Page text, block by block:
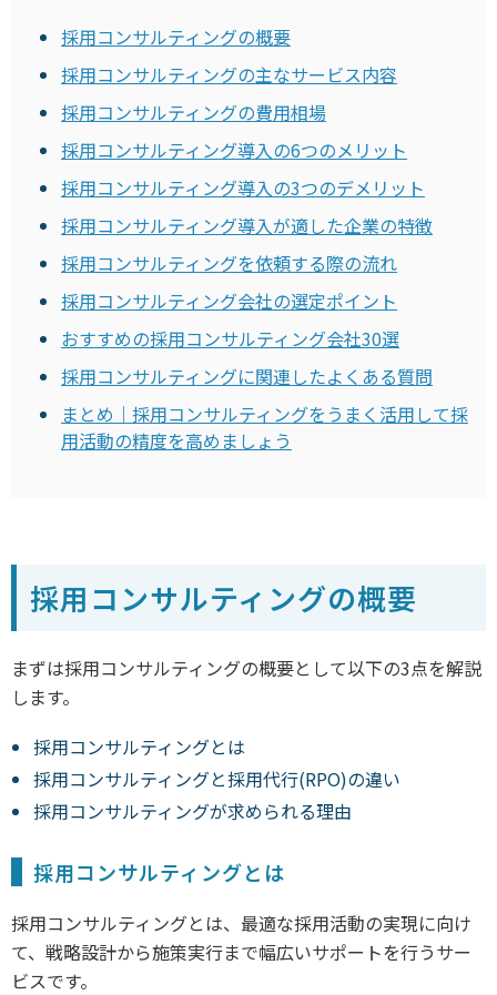
採用コンサルティングの概要
採用コンサルティングの主なサービス内容
採用コンサルティングの費用相場
採用コンサルティング導入の6つのメリット
採用コンサルティング導入の3つのデメリット
採用コンサルティング導入が適した企業の特徴
採用コンサルティングを依頼する際の流れ
採用コンサルティング会社の選定ポイント
おすすめの採用コンサルティング会社30選
採用コンサルティングに関連したよくある質問
まとめ｜採用コンサルティングをうまく活用して採
用活動の精度を高めましょう
採用コンサルティングの概要
まずは採用コンサルティングの概要として以下の3点を解説
します。
採用コンサルティングとは
採用コンサルティングと採用代行(RPO)の違い
採用コンサルティングが求められる理由
採用コンサルティングとは
採用コンサルティングとは、最適な採用活動の実現に向け
て、戦略設計から施策実行まで幅広いサポートを行うサー
ビスです。